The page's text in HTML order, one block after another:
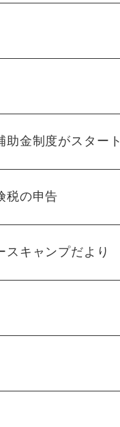
金制度がスタート
税の申告
スキャンプだより